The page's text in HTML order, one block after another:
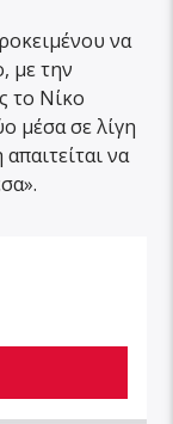
να
με την
το Νίκο
μέσα σε λίγη
να